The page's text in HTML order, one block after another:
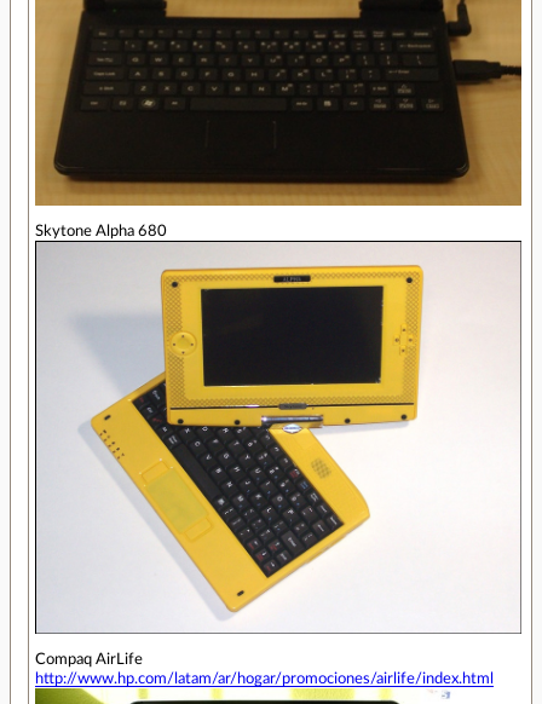
Skytone Alpha 680
Compaq AirLife
http://www.hp.com/latam/ar/hogar/promociones/airlife/index.html